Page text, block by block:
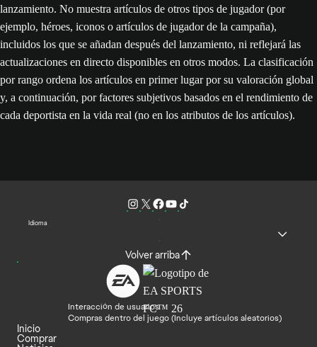
La tabla de valoraciones de futbolista refleja los artículos de jugador
Oro, Plata y Bronce disponibles en Ultimate Team ’26 en el
lanzamiento. No muestra artículos de otros tipos de jugador (por
ejemplo, héroes, iconos o artículos de jugador de la campaña),
incluidos los que se añadan después del lanzamiento, ni reflejará las
actualizaciones en directo disponibles en otros modos. La clasificación
por rango ordena los artículos en primer lugar por su valoración global
Volver arriba